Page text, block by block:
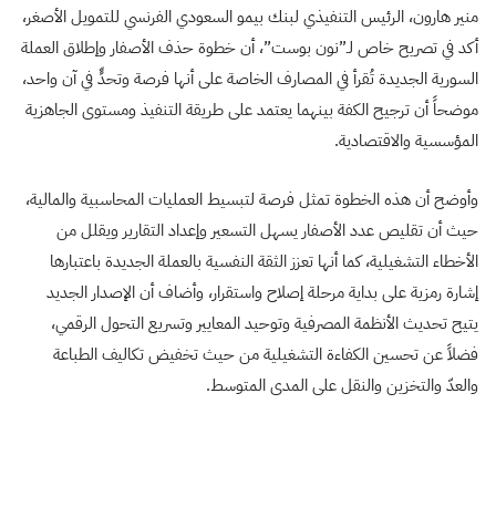
منير هارون، الرئيس التنفيذي لبنك بيمو السعودي الفرنسي للتمويل الأصغر،
أكد في تصريح خاص لـ”نون بوست”، أن خطوة حذف الأصفار وإطلاق العملة
السورية الجديدة تُقرأ في المصارف الخاصة على أنها فرصة وتحدٍّ في آن واحد،
موضحاً أن ترجيح الكفة بينهما يعتمد على طريقة التنفيذ ومستوى الجاهزية
المؤسسية والاقتصادية.
وأوضح أن هذه الخطوة تمثل فرصة لتبسيط العمليات المحاسبية والمالية،
حيث أن تقليص عدد الأصفار يسهل التسعير وإعداد التقارير ويقلل من
الأخطاء التشغيلية، كما أنها تعزز الثقة النفسية بالعملة الجديدة باعتبارها
إشارة رمزية على بداية مرحلة إصلاح واستقرار، وأضاف أن الإصدار الجديد
يتيح تحديث الأنظمة المصرفية وتوحيد المعايير وتسريع التحول الرقمي،
فضلاً عن تحسين الكفاءة التشغيلية من حيث تخفيض تكاليف الطباعة
والعدّ والتخزين والنقل على المدى المتوسط.